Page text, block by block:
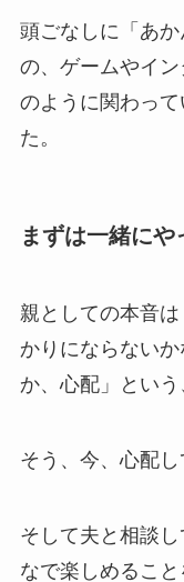
頭ごなしに「あ
の、ゲームやイ
のように関わっ
た。
まずは一緒にや
親としての本音
かりにならない
か、心配」という
そう、今、心配し
そして夫と相談
なで楽しめること